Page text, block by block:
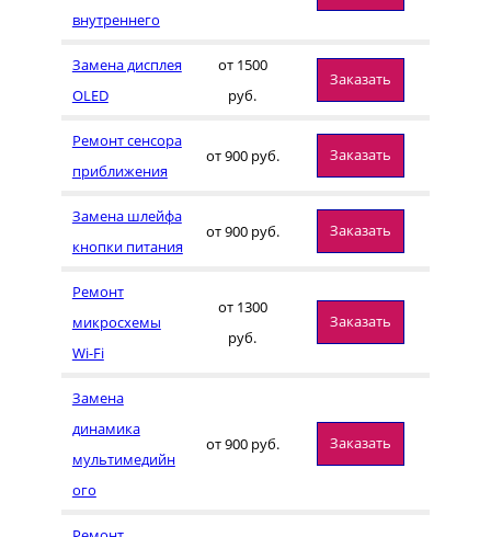
внутреннего
Замена дисплея
OLED
от 1500
руб.
Заказать
Ремонт сенсора
приближения
от 900 руб. Заказать
Замена шлейфа
кнопки питания
от 900 руб. Заказать
Ремонт
микросхемы
Wi-Fi
от 1300
руб.
Заказать
Замена
динамика
мультимедийн
ого
от 900 руб. Заказать